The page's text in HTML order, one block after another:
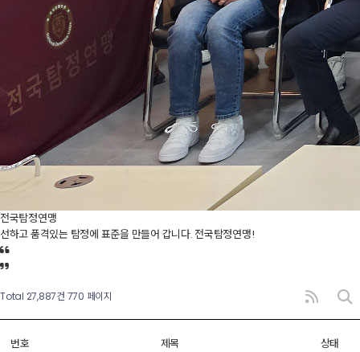
전국탐정연맹
선하고 품격있는 탐정에 표준을 만들어 갑니다. 전국탐정연맹!
Total 27,887건 770 페이지
번호 제목 상태